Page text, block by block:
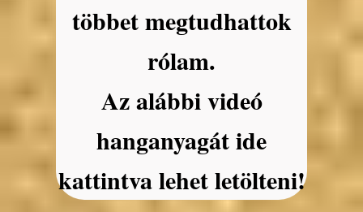
többet megtudhattok
rólam.
Az alábbi videó
hanganyagát ide
kattintva lehet letölteni!